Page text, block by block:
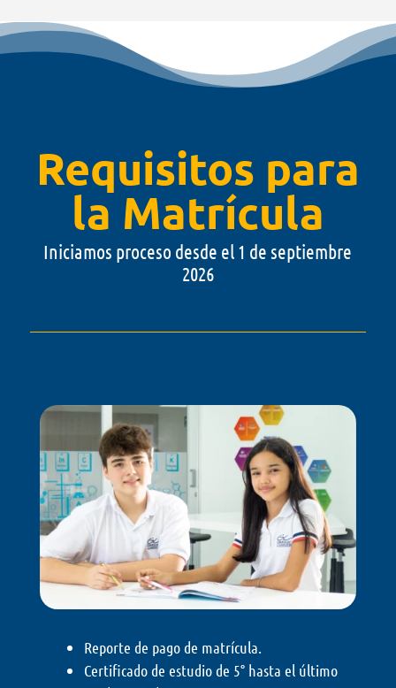
Requisitos para
la Matrícula
Iniciamos proceso desde el 1 de septiembre
2026
Reporte de pago de matrícula.
Certificado de estudio de 5° hasta el último